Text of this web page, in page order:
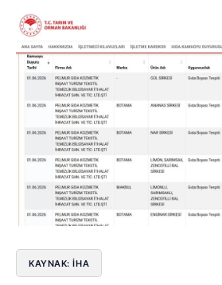
KAYNAK: İHA